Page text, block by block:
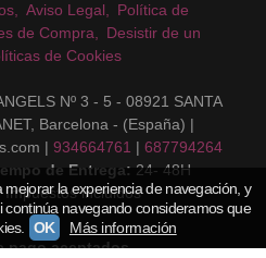
Aviso Legal
Política de
de Compra
Desistir de un
de Cookies
Nº 3 - 5 - 08921 SANTA
Barcelona - (España) |
| 934664761 | 687794264
de Entrega: 24- 48H
Impuestos incluidos
pago aceptados
la experiencia de navegación, y
navegando consideramos que
OK Más información